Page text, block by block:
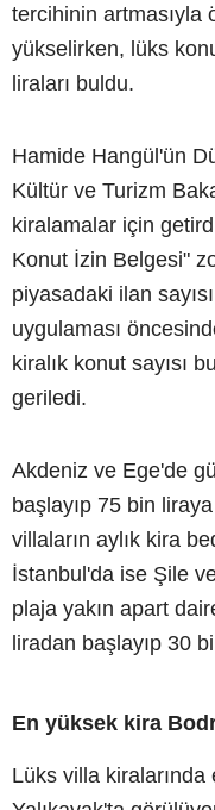
tercihinin artmasıyla
yükselirken, lüks
liraları buldu.
Hamide Hangül'ün
Kültür ve Turizm
kiralamalar için
Konut İzin Belgesi"
piyasadaki ilan
uygulaması
kiralık konut sayısı
geriledi.
Akdeniz ve Ege'de
başlayıp 75 bin
villaların aylık kira
İstanbul'da ise Şile
plaja yakın apart
liradan başlayıp 30
En yüksek kira
Lüks villa